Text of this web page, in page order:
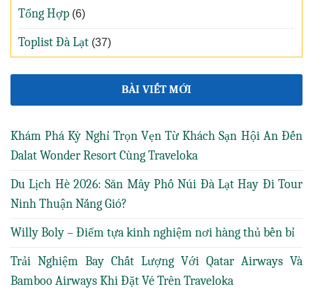
Tổng Hợp (6)
Toplist Đà Lạt (37)
BÀI VIẾT MỚI
Khám Phá Kỳ Nghỉ Trọn Vẹn Từ Khách Sạn Hội An Đến
Dalat Wonder Resort Cùng Traveloka
Du Lịch Hè 2026: Săn Mây Phố Núi Đà Lạt Hay Đi Tour
Ninh Thuận Nắng Gió?
Willy Boly – Điểm tựa kinh nghiệm nơi hàng thủ bền bỉ
Trải Nghiệm Bay Chất Lượng Với Qatar Airways Và
Bamboo Airways Khi Đặt Vé Trên Traveloka